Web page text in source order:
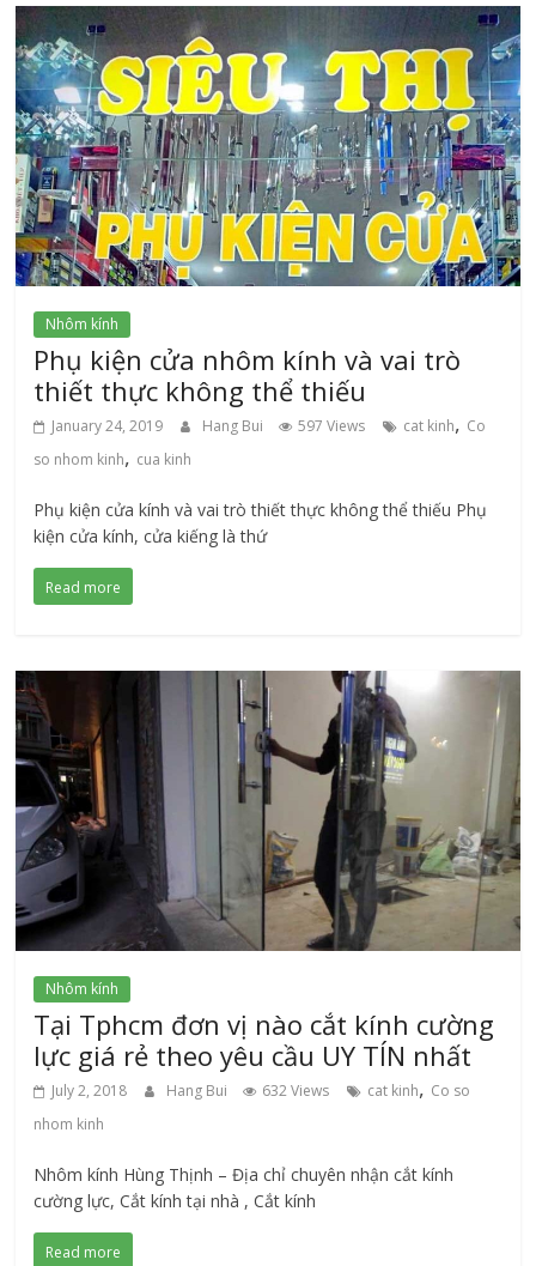
Nhôm kính
Phụ kiện cửa nhôm kính và vai trò
thiết thực không thể thiếu
January 24, 2019 Hang Bui 597 Views cat kinh, Co
so nhom kinh, cua kinh
Phụ kiện cửa kính và vai trò thiết thực không thể thiếu Phụ
kiện cửa kính, cửa kiếng là thứ
Read more
Nhôm kính
Tại Tphcm đơn vị nào cắt kính cường
lực giá rẻ theo yêu cầu UY TÍN nhất
July 2, 2018 Hang Bui 632 Views cat kinh, Co so
nhom kinh
Nhôm kính Hùng Thịnh – Địa chỉ chuyên nhận cắt kính
cường lực, Cắt kính tại nhà , Cắt kính
Read more